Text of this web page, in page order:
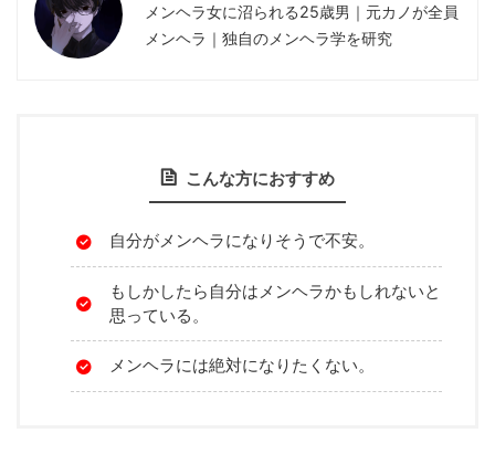
メンヘラ女に沼られる25歳男｜元カノが全員
メンヘラ｜独自のメンヘラ学を研究
こんな方におすすめ
自分がメンヘラになりそうで不安。
もしかしたら自分はメンヘラかもしれないと
思っている。
メンヘラには絶対になりたくない。